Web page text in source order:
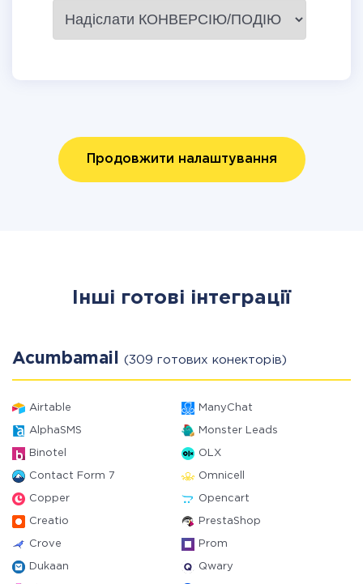
Продовжити налаштування
Інші готові інтеграції
Acumbamail (309 готових конекторів)
Airtable ManyChat
AlphaSMS Monster Leads
Binotel OLX
Contact Form 7 Omnicell
Copper Opencart
Creatio PrestaShop
Crove Prom
Dukaan Qwary